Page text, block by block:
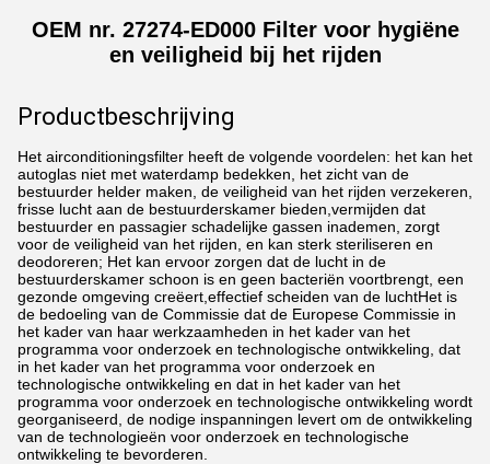
OEM nr. 27274-ED000 Filter voor hygiëne
en veiligheid bij het rijden
Productbeschrijving
Het airconditioningsfilter heeft de volgende voordelen: het kan het
autoglas niet met waterdamp bedekken, het zicht van de
bestuurder helder maken, de veiligheid van het rijden verzekeren,
frisse lucht aan de bestuurderskamer bieden,vermijden dat
bestuurder en passagier schadelijke gassen inademen, zorgt
voor de veiligheid van het rijden, en kan sterk steriliseren en
deodoreren; Het kan ervoor zorgen dat de lucht in de
bestuurderskamer schoon is en geen bacteriën voortbrengt, een
gezonde omgeving creëert,effectief scheiden van de luchtHet is
de bedoeling van de Commissie dat de Europese Commissie in
het kader van haar werkzaamheden in het kader van het
programma voor onderzoek en technologische ontwikkeling, dat
in het kader van het programma voor onderzoek en
technologische ontwikkeling en dat in het kader van het
programma voor onderzoek en technologische ontwikkeling wordt
georganiseerd, de nodige inspanningen levert om de ontwikkeling
van de technologieën voor onderzoek en technologische
ontwikkeling te bevorderen.